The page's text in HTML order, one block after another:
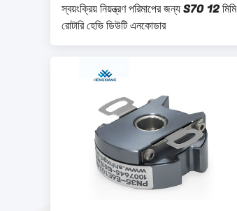
স্বয়ংক্রিয় নিয়ন্ত্রণ পরিমাপের জন্য S70 12 মিমি
রোটারি হেভি ডিউটি ​​এনকোডার